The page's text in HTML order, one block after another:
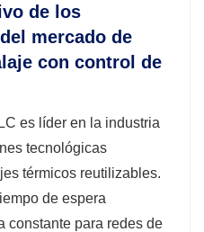
de los
mercado de
con control de
es líder en la industria
tecnológicas
térmicos reutilizables.
de espera
constante para redes de